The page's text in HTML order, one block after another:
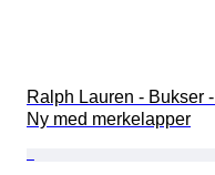
Ralph Lauren - Bukser -
Ny med merkelapper